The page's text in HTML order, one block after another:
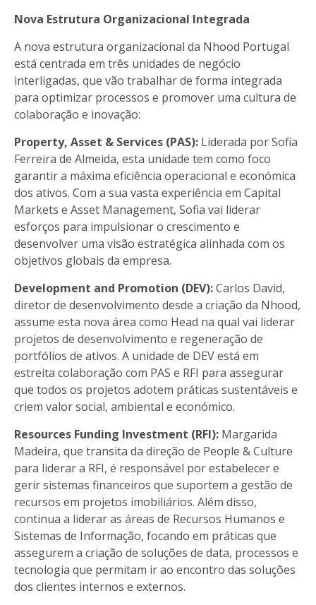
Nova Estrutura Organizacional Integrada
A nova estrutura organizacional da Nhood Portugal
está centrada em três unidades de negócio
interligadas, que vão trabalhar de forma integrada
para optimizar processos e promover uma cultura de
colaboração e inovação:
Property, Asset & Services (PAS): Liderada por Sofia
Ferreira de Almeida, esta unidade tem como foco
garantir a máxima eficiência operacional e económica
dos ativos. Com a sua vasta experiência em Capital
Markets e Asset Management, Sofia vai liderar
esforços para impulsionar o crescimento e
desenvolver uma visão estratégica alinhada com os
objetivos globais da empresa.
Development and Promotion (DEV):Carlos David,
diretor de desenvolvimento desde a criação da Nhood,
assume esta nova área como Head na qual vai liderar
projetos de desenvolvimento e regeneração de
portfólios de ativos. A unidade de DEV está em
estreita colaboração com PAS e RFI para assegurar
que todos os projetos adotem práticas sustentáveis e
criem valor social, ambiental e económico.
Resources Funding Investment (RFI): Margarida
Madeira, que transita da direção de People & Culture
para liderar a RFI, é responsável por estabelecer e
gerir sistemas financeiros que suportem a gestão de
recursos em projetos imobiliários. Além disso,
continua a liderar as áreas de Recursos Humanos e
Sistemas de Informação, focando em práticas que
assegurem a criação de soluções de data, processos e
tecnologia que permitam ir ao encontro das soluções
dos clientes internos e externos.